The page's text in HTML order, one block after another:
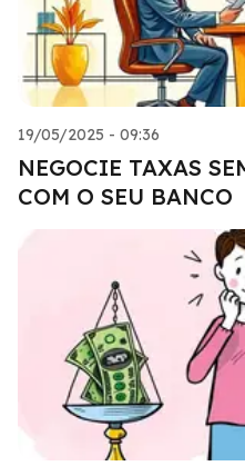
19/05/2025 - 09:36
NEGOCIE TAXAS
COM O SEU BANCO